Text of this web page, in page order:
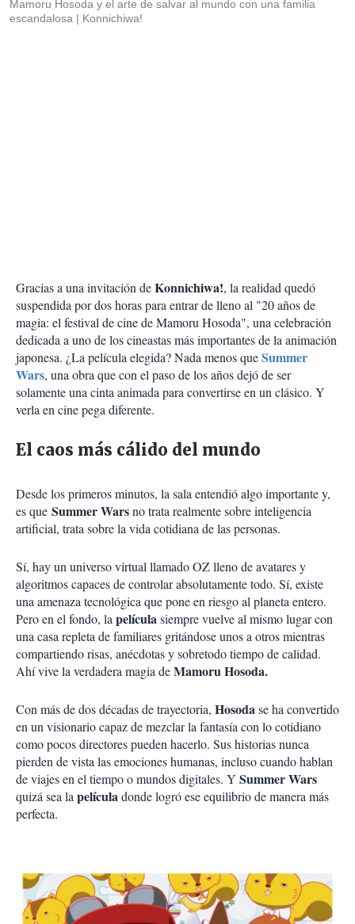
Mamoru Hosoda y el arte de salvar al mundo con una familia
escandalosa
Konnichiwa!
Gracias a una invitación deKonnichiwa!, la realidad quedó
suspendida por dos horas para entrar de lleno al "20 años de
magia: el festival de cine de Mamoru Hosoda", una celebración
dedicada a uno de los cineastas más importantes de la animación
japonesa. ¿La película elegida? Nada menos queSummer
Wars, una obra que con el paso de los años dejó de ser
solamente una cinta animada para convertirse en un clásico. Y
verla en cine pega diferente.
El caos más cálido del mundo
Desde los primeros minutos, la sala entendió algo importante y,
es que Summer Warsno trata realmente sobre inteligencia
artificial, trata sobre la vida cotidiana de las personas.
Sí, hay un universo virtual llamado OZ lleno de avatares y
algoritmos capaces de controlar absolutamente todo. Sí, existe
una amenaza tecnológica que pone en riesgo al planeta entero.
Pero en el fondo, lapelículasiempre vuelve al mismo lugar con
una casa repleta de familiares gritándose unos a otros mientras
compartiendo risas, anécdotas y sobretodo tiempo de calidad.
Ahí vive la verdadera magia deMamoru Hosoda.
Con más de dos décadas de trayectoria, Hosodase ha convertido
en un visionario capaz de mezclar la fantasía con lo cotidiano
como pocos directores pueden hacerlo. Sus historias nunca
pierden de vista las emociones humanas, incluso cuando hablan
de viajes en el tiempo o mundos digitales. Y Summer Wars
quizá sea lapelículadonde logró ese equilibrio de manera más
perfecta.